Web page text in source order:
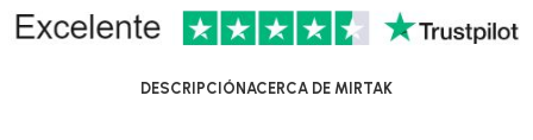
DESCRIPCIÓNACERCA DE MIRTAK